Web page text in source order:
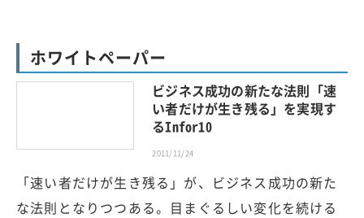
ホワイトペーパー
ビジネス成功の新たな法則「速
い者だけが生き残る」を実現す
るInfor10
2011/11/24
「速い者だけが生き残る」が、ビジネス成功の新た
な法則となりつつある。目まぐるしい変化を続ける